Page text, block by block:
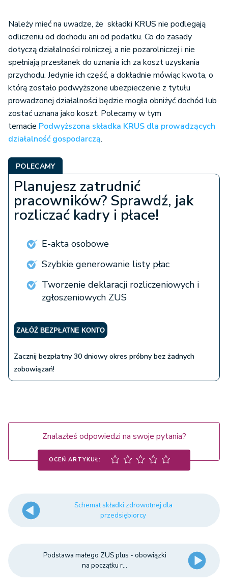
Należy mieć na uwadze, że składki KRUS nie podlegają
odliczeniu od dochodu ani od podatku. Co do zasady
dotyczą działalności rolniczej, a nie pozarolniczej i nie
spełniają przesłanek do uznania ich za koszt uzyskania
przychodu. Jedynie ich część, a dokładnie mówiąc kwota, o
którą zostało podwyższone ubezpieczenie z tytułu
prowadzonej działalności będzie mogła obniżyć dochód lub
zostać uznana jako koszt. Polecamy w tym
temacie Podwyższona składka KRUS dla prowadzących
działalność gospodarczą.
POLECAMY
Planujesz zatrudnić
pracowników? Sprawdź, jak
rozliczać kadry i płace!
E-akta osobowe
Szybkie generowanie listy płac
Tworzenie deklaracji rozliczeniowych i
zgłoszeniowych ZUS
ZAŁÓŻ BEZPŁATNE KONTO
Zacznij bezpłatny 30 dniowy okres próbny bez żadnych
zobowiązań!
Znalazłeś odpowiedzi na swoje pytania?
OCEŃ ARTYKUŁ:
Schemat składki zdrowotnej dla
przedsiębiorcy
Podstawa małego ZUS plus - obowiązki
na początku r...